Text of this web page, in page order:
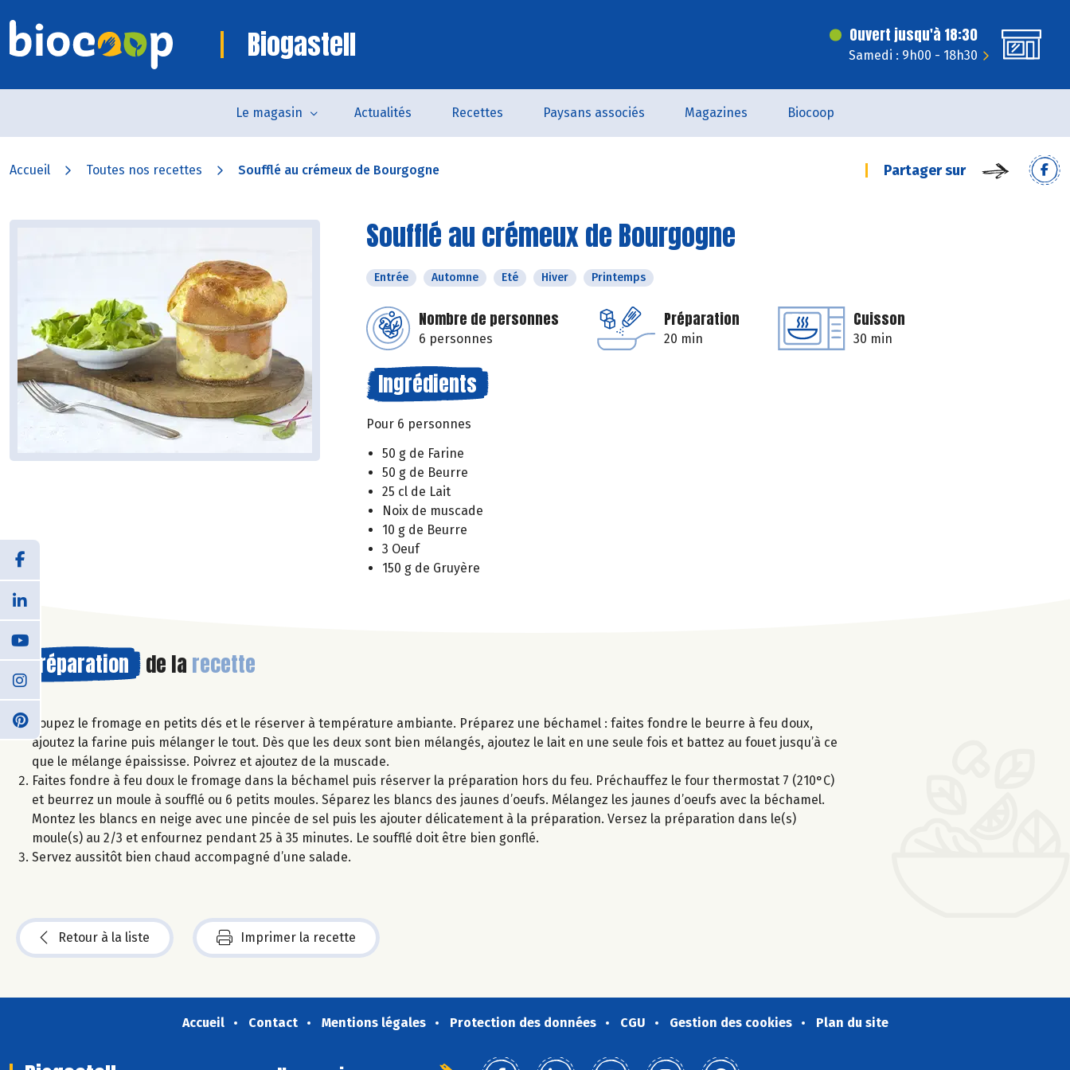
Biogastell Ouvert jusqu'à 18:30
Samedi : 9h00 - 18h30
Le magasin Actualités Recettes Paysans associés Magazines Biocoop
Accueil Toutes nos recettes Soufflé au crémeux de Bourgogne Partager sur
Soufflé au crémeux de Bourgogne
Entrée Automne Eté Hiver Printemps
Nombre de personnes
6 personnes
Préparation
20 min
Cuisson
30 min
Ingrédients
Pour 6 personnes
50 g de Farine
50 g de Beurre
25 cl de Lait
Noix de muscade
10 g de Beurre
3 Oeuf
150 g de Gruyère
Préparation de la recette
Coupez le fromage en petits dés et le réserver à température ambiante. Préparez une béchamel : faites fondre le beurre à feu doux,
ajoutez la farine puis mélanger le tout. Dès que les deux sont bien mélangés, ajoutez le lait en une seule fois et battez au fouet jusqu’à ce
que le mélange épaississe. Poivrez et ajoutez de la muscade.
Faites fondre à feu doux le fromage dans la béchamel puis réserver la préparation hors du feu. Préchauffez le four thermostat 7 (210°C)
et beurrez un moule à soufflé ou 6 petits moules. Séparez les blancs des jaunes d’oeufs. Mélangez les jaunes d’oeufs avec la béchamel.
Montez les blancs en neige avec une pincée de sel puis les ajouter délicatement à la préparation. Versez la préparation dans le(s)
moule(s) au 2/3 et enfournez pendant 25 à 35 minutes. Le soufflé doit être bien gonflé.
Servez aussitôt bien chaud accompagné d’une salade.
Retour à la liste Imprimer la recette
Accueil Contact Mentions légales Protection des données CGU Gestion des cookies Plan du site